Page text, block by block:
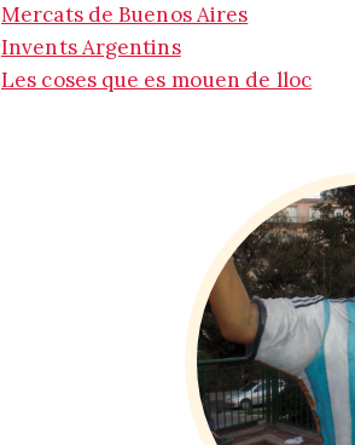
Mercats de Buenos Aires
Invents Argentins
Les coses que es mouen de lloc